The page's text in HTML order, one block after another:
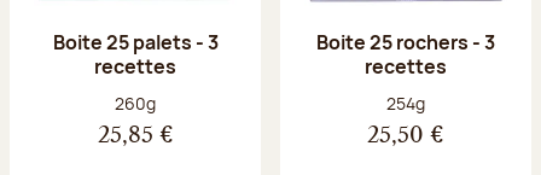
Boite 25 palets - 3
recettes
Poids net :
260g
25,85 €
Boite 25 rochers - 3
recettes
Poids net :
254g
25,50 €